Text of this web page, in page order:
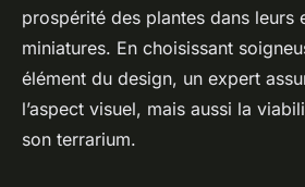
prospérité des plantes dans leurs
miniatures. En choisissant
élément du design, un expert
l’aspect visuel, mais aussi la
son terrarium.